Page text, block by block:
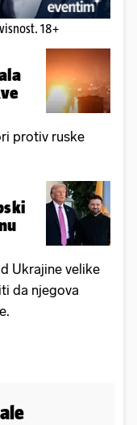
18+
protiv ruske
Ukrajine velike
da njegova